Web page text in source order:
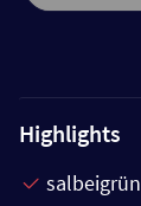
Highlights
salbeigrün